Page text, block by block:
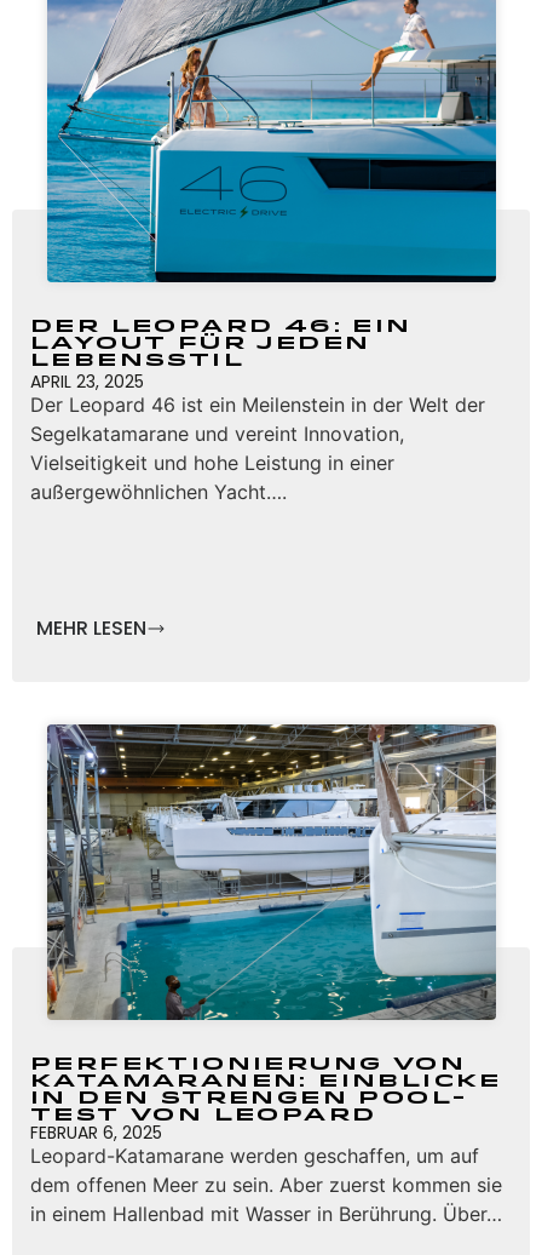
Der Leopard 46: Ein
Layout für jeden
Lebensstil
APRIL 23, 2025
Der Leopard 46 ist ein Meilenstein in der Welt der
Segelkatamarane und vereint Innovation,
Vielseitigkeit und hohe Leistung in einer
außergewöhnlichen Yacht….
MEHR LESEN
Perfektionierung von
Katamaranen: Einblicke
in den strengen Pool-
Test von Leopard
FEBRUAR 6, 2025
Leopard-Katamarane werden geschaffen, um auf
dem offenen Meer zu sein. Aber zuerst kommen sie
in einem Hallenbad mit Wasser in Berührung. Über…